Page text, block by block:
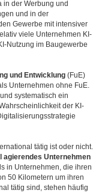
in der Werbung und
und in der
Gewerbe mit intensiver
viele Unternehmen KI-
Nutzung im Baugewerbe
und Entwicklung (FuE)
Unternehmen ohne FuE.
systematisch ein
der KI-
tätig ist oder nicht.
agierendes Unternehmen
in Unternehmen, die ihren
50 Kilometern um ihren
tätig sind, stehen häufig